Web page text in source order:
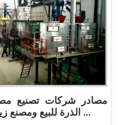
مصادر شركات تصنيع
الذرة للبيع ومصنع زيت الذرة ...